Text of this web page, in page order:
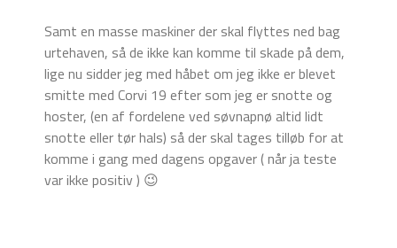
Samt en masse maskiner der skal flyttes ned bag
urtehaven, så de ikke kan komme til skade på dem,
lige nu sidder jeg med håbet om jeg ikke er blevet
smitte med Corvi 19 efter som jeg er snotte og
hoster, (en af fordelene ved søvnapnø altid lidt
snotte eller tør hals) så der skal tages tilløb for at
komme i gang med dagens opgaver ( når ja teste
var ikke positiv ) 😉